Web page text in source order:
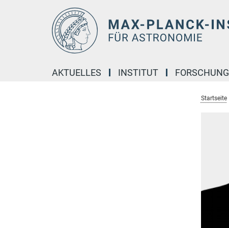
AKTUELLES INSTITUT FORSCHUNG
Startseite